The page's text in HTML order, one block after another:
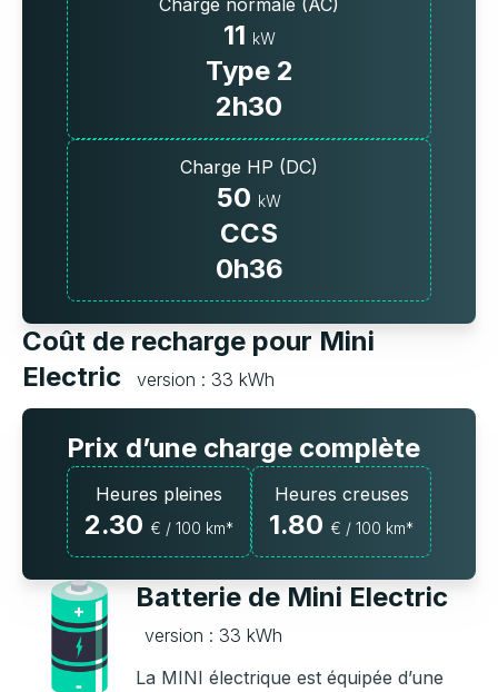
Charge normale (AC)
11 kW
Type 2
2h30
Charge HP (DC)
50 kW
CCS
0h36
Coût de recharge pour Mini
Electric
version : 33 kWh
Prix d’une charge complète
Heures pleines
2.30 € / 100 km*
Heures creuses
1.80 € / 100 km*
Batterie de Mini Electric
version : 33 kWh
La MINI électrique est équipée d’une